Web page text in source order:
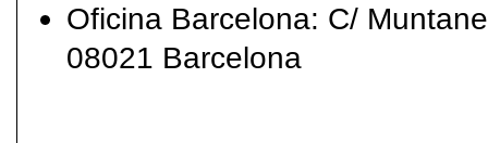
Oficina Barcelona: C/
08021 Barcelona